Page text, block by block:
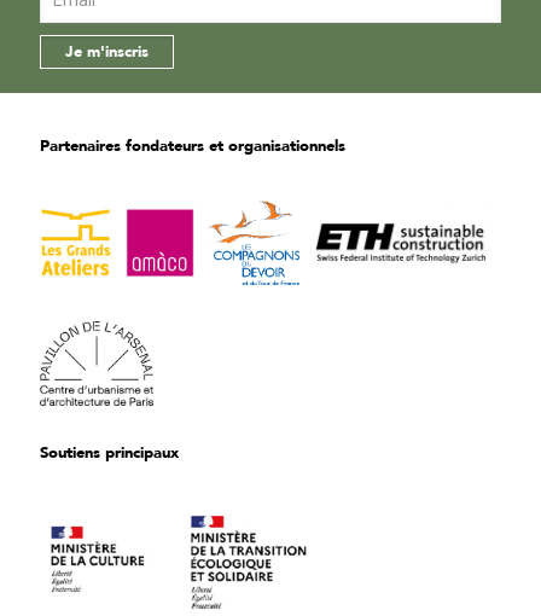
Partenaires fondateurs et organisationnels
Soutiens principaux